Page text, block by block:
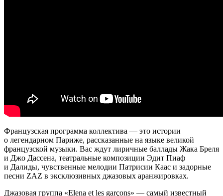
Французская программа коллектива — это истории
о легендарном Париже, рассказанные на языке великой
французской музыки. Вас ждут лиричные баллады Жака Бреля
и Джо Дассена, театральные композиции Эдит Пиаф
и Далиды, чувственные мелодии Патрисии Каас и задорные
песни ZAZ в эксклюзивных джазовых аранжировках.
Джазовая группа «Elena et les garçons» — самый известный